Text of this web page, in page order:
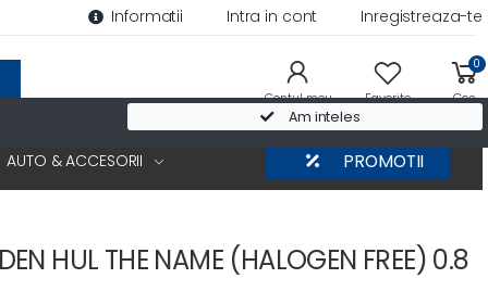
Am inteles
Informatii Intra in cont Inregistreaza-te
Contul meu Favorite
0
Cos
AUTO & ACCESORII PROMOTII
HUL THE NAME (HALOGEN FREE) 0.8